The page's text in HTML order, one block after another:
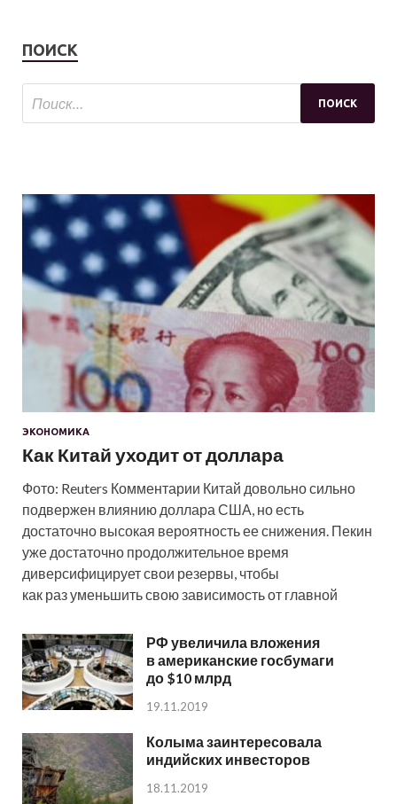
ПОИСК
ЭКОНОМИКА
Как Китай уходит от доллара
Фото: Reuters Комментарии Китай довольно сильно
подвержен влиянию доллара США, но есть
достаточно высокая вероятность ее снижения. Пекин
уже достаточно продолжительное время
диверсифицирует свои резервы, чтобы
как раз уменьшить свою зависимость от главной
РФ увеличила вложения
в американские госбумаги
до $10 млрд
19.11.2019
Колыма заинтересовала
индийских инвесторов
18.11.2019